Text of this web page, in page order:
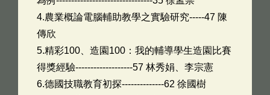
4.農業概論電腦輔助教學之實驗研究-----47 陳
傳欣
5.精彩100、造園100：我的輔導學生造園比賽
得獎經驗-------------------57 林秀娟、李宗憲
6.德國技職教育初探--------------62 徐國樹